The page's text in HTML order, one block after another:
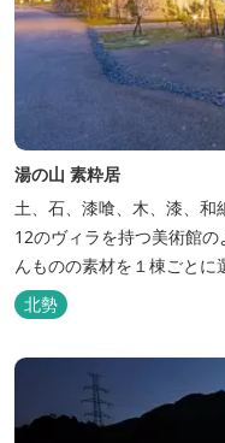
湯の山 素粋居
土、石、漆喰、木、漆、和
12のヴィラを持つ美術館のような宿・
んものの素材を１棟ごとに
ィラをつくりました。現代
つらえた空間は、 とびき
す。 「そ...
北勢